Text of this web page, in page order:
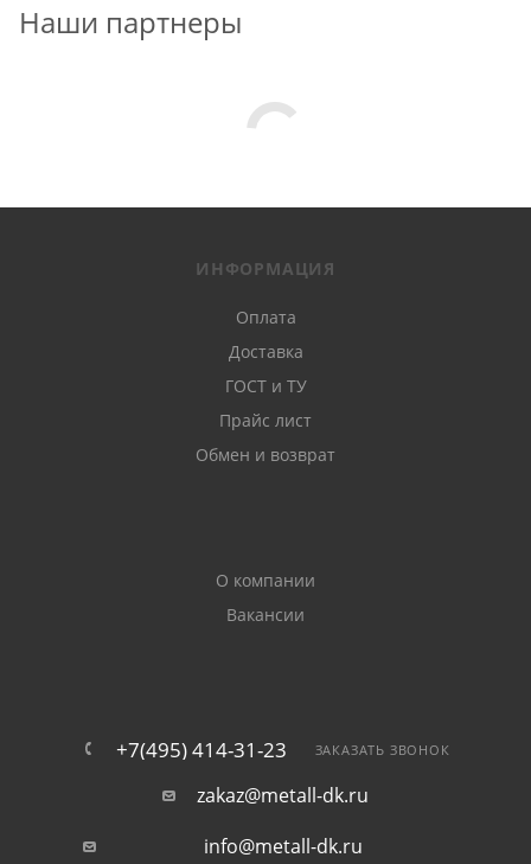
Наши партнеры
ИНФОРМАЦИЯ
Оплата
Доставка
ГОСТ и ТУ
Прайс лист
Обмен и возврат
О компании
Вакансии
+7(495) 414-31-23 ЗАКАЗАТЬ ЗВОНОК
zakaz@metall-dk.ru
info@metall-dk.ru